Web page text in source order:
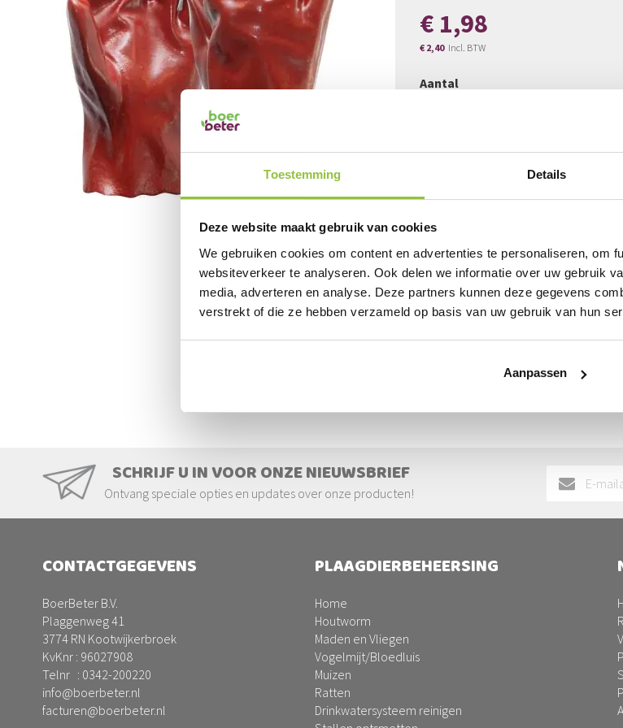
Toestemming Details
Deze website maakt gebruik van cookies
We gebruiken cookies om content en advertenties te personaliseren, om
websiteverkeer te analyseren. Ook delen we informatie over uw gebruik
media, adverteren en analyse. Deze partners kunnen deze gegevens
verstrekt of die ze hebben verzameld op basis van uw gebruik van hun
Aanpassen
afbeeldingen-
gallerij
€ 2,40
€ 1,98
Aantal
GEGEVENS
Meer
informatie
Artikelnummer
2013
BTW
21%
SCHRIJF U IN VOOR ONZE NIEUWSBRIEF
Ontvang speciale opties en updates over onze producten!
CONTACTGEGEVENS
BoerBeter B.V.
Plaggenweg 41
3774 RN Kootwijkerbroek
KvKnr : 96027908
Telnr : 0342-200220
info@boerbeter.nl
facturen@boerbeter.nl
PLAAGDIERBEHEERSING
Home
Houtworm
Maden en Vliegen
Vogelmijt/Bloedluis
Muizen
Ratten
Drinkwatersysteem reinigen